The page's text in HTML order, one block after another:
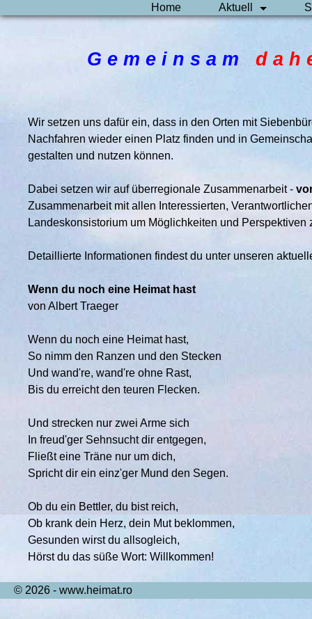
Home Aktuell
G e m e i n s a m d a
Wir setzen uns dafür ein, dass in den Orten mit
Nachfahren wieder einen Platz finden und in
gestalten und nutzen können.
Dabei setzen wir auf überregionale Zusammenarbeit -
Zusammenarbeit mit allen Interessierten,
Landeskonsistorium um Möglichkeiten und Perspektiven
Detaillierte Informationen findest du unter unseren
Wenn du noch eine Heimat hast
von Albert Traeger
Wenn du noch eine Heimat hast,
So nimm den Ranzen und den Stecken
Und wand're, wand're ohne Rast,
Bis du erreicht den teuren Flecken.
Und strecken nur zwei Arme sich
In freud'ger Sehnsucht dir entgegen,
Fließt eine Träne nur um dich,
Spricht dir ein einz'ger Mund den Segen.
Ob du ein Bettler, du bist reich,
Ob krank dein Herz, dein Mut beklommen,
Gesunden wirst du allsogleich,
Hörst du das süße Wort: Willkommen!
© 2026 - www.heimat.ro